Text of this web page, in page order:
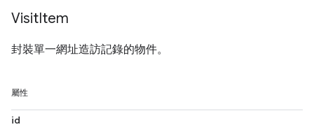
VisitItem
封裝單一網址造訪記錄的物件。
屬性
id